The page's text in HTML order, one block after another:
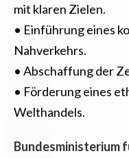
mit klaren Zielen.
• Einführung eines
Nahverkehrs.
• Abschaffung der
• Förderung eines
Welthandels.
Bundesministerium